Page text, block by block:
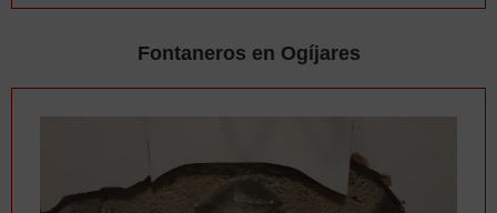
Fontaneros en Ogíjares